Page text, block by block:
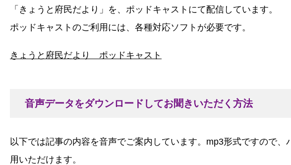
「きょうと府民だより」を、ポッドキャストにて配信しています。
ポッドキャストのご利用には、各種対応ソフトが必要です。
きょうと府民だより ポッドキャスト
音声データをダウンロードしてお聞きいただく方法
以下では記事の内容を音声でご案内しています。mp3形式ですので、
用いただけます。